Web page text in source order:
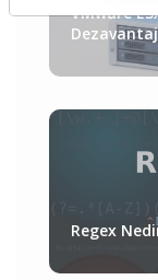
VMware
Regex